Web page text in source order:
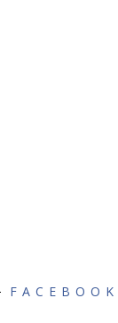
FACEBOOK